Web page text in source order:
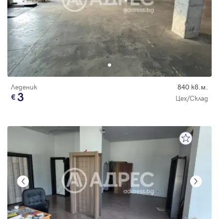
Леденик 840 кв.м.
3 Цех/Склад
Парола
Вход с имейл